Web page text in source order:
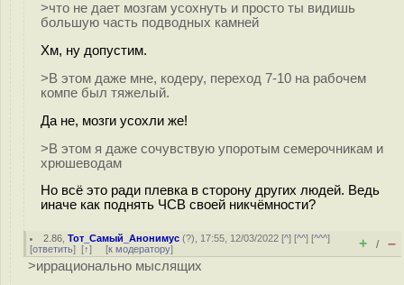
>что не дает мозгам усохнуть и просто ты видишь
большую часть подводных камней
Хм, ну допустим.
>В этом даже мне, кодеру, переход 7-10 на рабочем
компе был тяжелый.
Да не, мозги усохли же!
>В этом я даже сочувствую упоротым семерочникам и
хрюшеводам
Но всё это ради плевка в сторону других людей. Ведь
иначе как поднять ЧСВ своей никчёмности?
2.86 ,Тот_Самый_Анонимус (?), 17:55, 12/03/2022 [^] [^^] [^^^]
[ответить] [↑] [к модератору] + / –
>иррационально мыслящих